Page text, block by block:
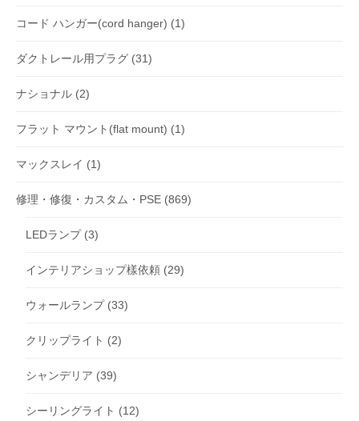
コード ハンガー(cord hanger) (1)
ダクトレール用プラグ (31)
ナショナル (2)
フラット マウント(flat mount) (1)
マックスレイ (1)
修理・修復・カスタム・PSE (869)
LEDランプ(3)
インテリアショップ樣依頼 (29)
ウォールランプ(33)
クリップライト (2)
シャンデリア (39)
シーリングライト (12)